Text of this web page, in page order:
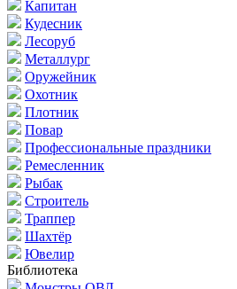
Капитан
Кудесник
Лесоруб
Металлург
Оружейник
Охотник
Плотник
Повар
Профессиональные праздники
Ремесленник
Рыбак
Строитель
Траппер
Шахтёр
Ювелир
Библиотека